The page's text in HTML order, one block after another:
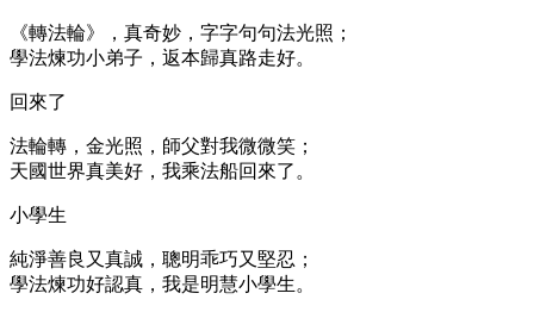
《轉法輪》，真奇妙，字字句句法光照；
學法煉功小弟子，返本歸真路走好。
回來了
法輪轉，金光照，師父對我微微笑；
天國世界真美好，我乘法船回來了。
小學生
純淨善良又真誠，聰明乖巧又堅忍；
學法煉功好認真，我是明慧小學生。